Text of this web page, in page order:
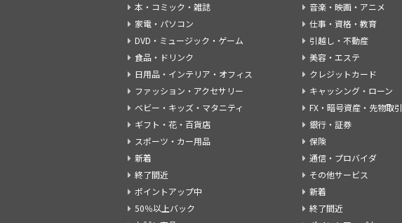
本・コミック・雑誌
家電・パソコン
DVD・ミュージック・ゲーム
食品・ドリンク
日用品・インテリア・オフィス
ファッション・アクセサリー
ベビー・キッズ・マタニティ
ギフト・花・百貨店
スポーツ・カー用品
新着
終了間近
ポイントアップ中
50％以上バック
音楽・映画・アニメ
仕事・資格・教育
引越し・不動産
美容・エステ
クレジットカード
キャッシング・ローン
FX・暗号資産・先物取引
銀行・証券
保険
通信・プロバイダ
その他サービス
新着
終了間近